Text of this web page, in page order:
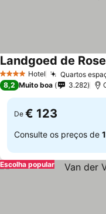
4 EstrelasHotel Quartos
Landgoed de
8,2 Muito boa 3.282
De € 123
Consulte os preços de
Escolha popular